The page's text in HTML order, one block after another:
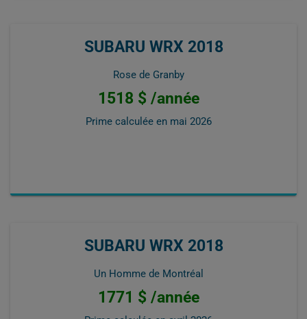
SUBARU WRX 2018
Rose de Granby
1518 $ /année
Prime calculée en mai 2026
SUBARU WRX 2018
Un Homme de Montréal
1771 $ /année